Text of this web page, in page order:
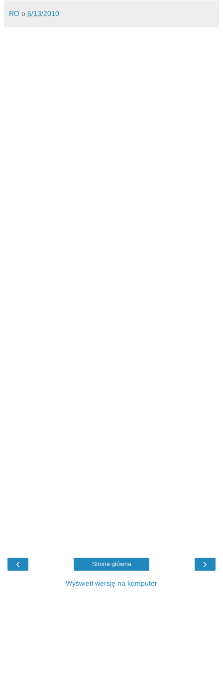
RO o 6/13/2010
‹ ›
Strona główna
Wyświetl wersję na komputer